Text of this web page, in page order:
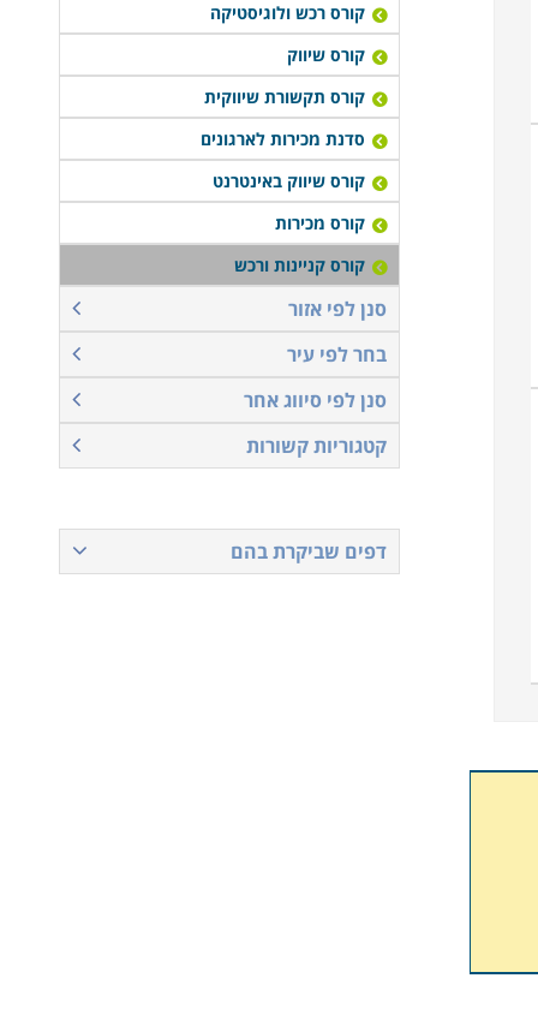
קורס רכש ולוגיסטיקה
קורס שיווק
קורס תקשורת שיווקית
סדנת מכירות לארגונים
קורס שיווק באינטרנט
קורס מכירות
קורס קניינות ורכש
סנן לפי אזור
בחר לפי עיר
סנן לפי סיווג אחר
קטגוריות קשורות
דפים שביקרת בהם